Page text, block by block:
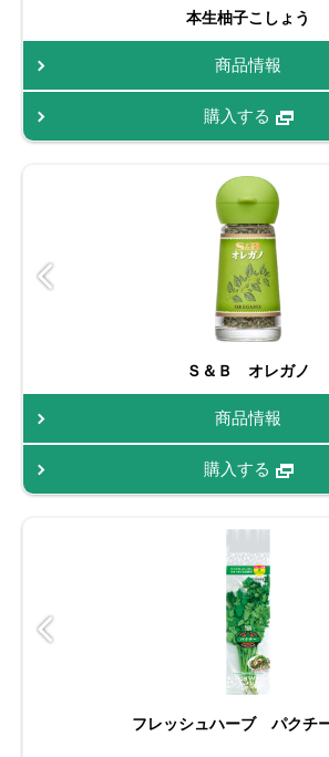
本生柚子こしょう
商品情報
購入する
Ｓ＆Ｂ オレガノ
商品情報
購入する
フレッシュハーブ パクチ